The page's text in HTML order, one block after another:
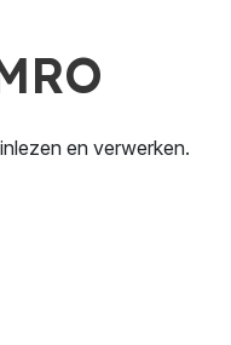
en verwerken.